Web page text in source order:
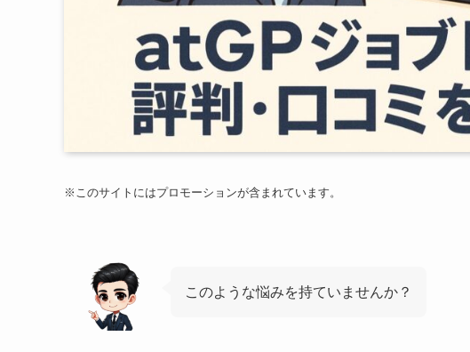
※このサイトにはプロモーションが含まれています。
このような悩みを持ていませんか？